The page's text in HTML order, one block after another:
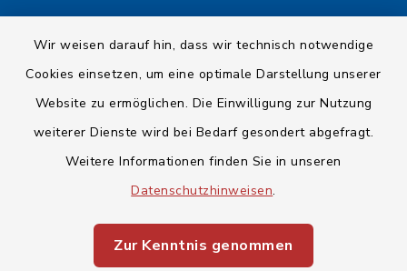
Wir weisen darauf hin, dass wir technisch notwendige
Cookies einsetzen, um eine optimale Darstellung unserer
Website zu ermöglichen. Die Einwilligung zur Nutzung
weiterer Dienste wird bei Bedarf gesondert abgefragt.
Weitere Informationen finden Sie in unseren
Datenschutzhinweisen.
Zur Kenntnis genommen
Barrierefreiheit
Datenschutz
Impressum
Cookie-Einstellungen